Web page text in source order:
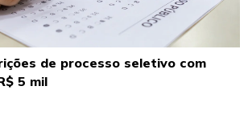
de processo seletivo com
5 mil